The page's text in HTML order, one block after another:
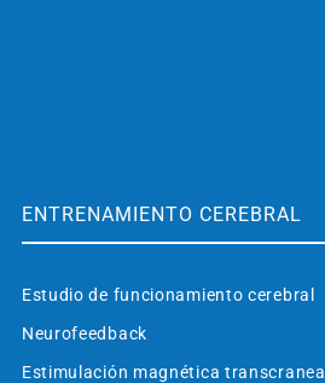
ENTRENAMIENTO CEREBRAL
Estudio de funcionamiento cerebral
Neurofeedback
Estimulación magnética transcraneal